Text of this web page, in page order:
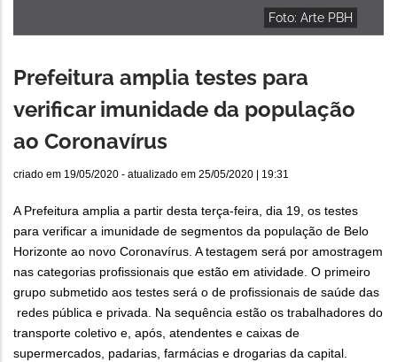
Foto: Arte PBH
Prefeitura amplia testes para
verificar imunidade da população
ao Coronavírus
criado em 19/05/2020 - atualizado em 25/05/2020 | 19:31
A Prefeitura amplia a partir desta terça-feira, dia 19, os testes
para verificar a imunidade de segmentos da população de Belo
Horizonte ao novo Coronavírus. A testagem será por amostragem
nas categorias profissionais que estão em atividade. O primeiro
grupo submetido aos testes será o de profissionais de saúde das
redes pública e privada. Na sequência estão os trabalhadores do
transporte coletivo e, após, atendentes e caixas de
supermercados, padarias, farmácias e drogarias da capital.